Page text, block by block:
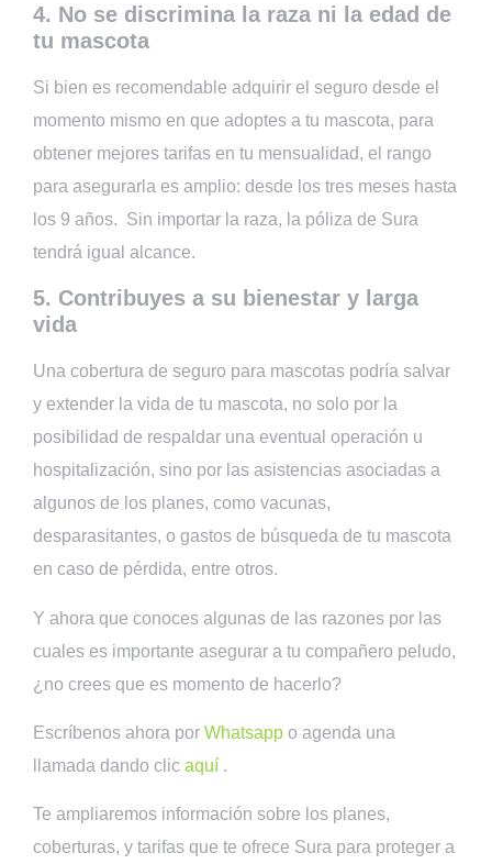
4. No se discrimina la raza ni la edad de
tu mascota
Si bien es recomendable adquirir el seguro desde el
momento mismo en que adoptes a tu mascota, para
obtener mejores tarifas en tu mensualidad, el rango
para asegurarla es amplio: desde los tres meses hasta
los 9 años. Sin importar la raza, la póliza de Sura
tendrá igual alcance.
5. Contribuyes a su bienestar y larga
vida
Una cobertura de seguro para mascotas podría salvar
y extender la vida de tu mascota, no solo por la
posibilidad de respaldar una eventual operación u
hospitalización, sino por las asistencias asociadas a
algunos de los planes, como vacunas,
desparasitantes, o gastos de búsqueda de tu mascota
en caso de pérdida, entre otros.
Y ahora que conoces algunas de las razones por las
cuales es importante asegurar a tu compañero peludo,
¿no crees que es momento de hacerlo?
Escríbenos ahora por Whatsapp o agenda una
llamada dando clic aquí .
Te ampliaremos información sobre los planes,
coberturas, y tarifas que te ofrece Sura para proteger a